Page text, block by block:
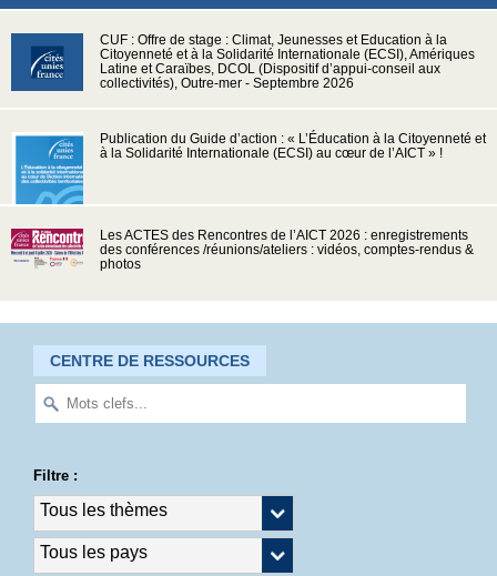
CUF : Offre de stage : Climat, Jeunesses et Education à la
Citoyenneté et à la Solidarité Internationale (ECSI), Amériques
Latine et Caraïbes, DCOL (Dispositif d’appui-conseil aux
collectivités), Outre-mer - Septembre 2026
Publication du Guide d’action : « L’Éducation à la Citoyenneté et
à la Solidarité Internationale (ECSI) au cœur de l’AICT » !
Les ACTES des Rencontres de l’AICT 2026 : enregistrements
des conférences /réunions/ateliers : vidéos, comptes-rendus &
photos
CENTRE DE RESSOURCES
Filtre :